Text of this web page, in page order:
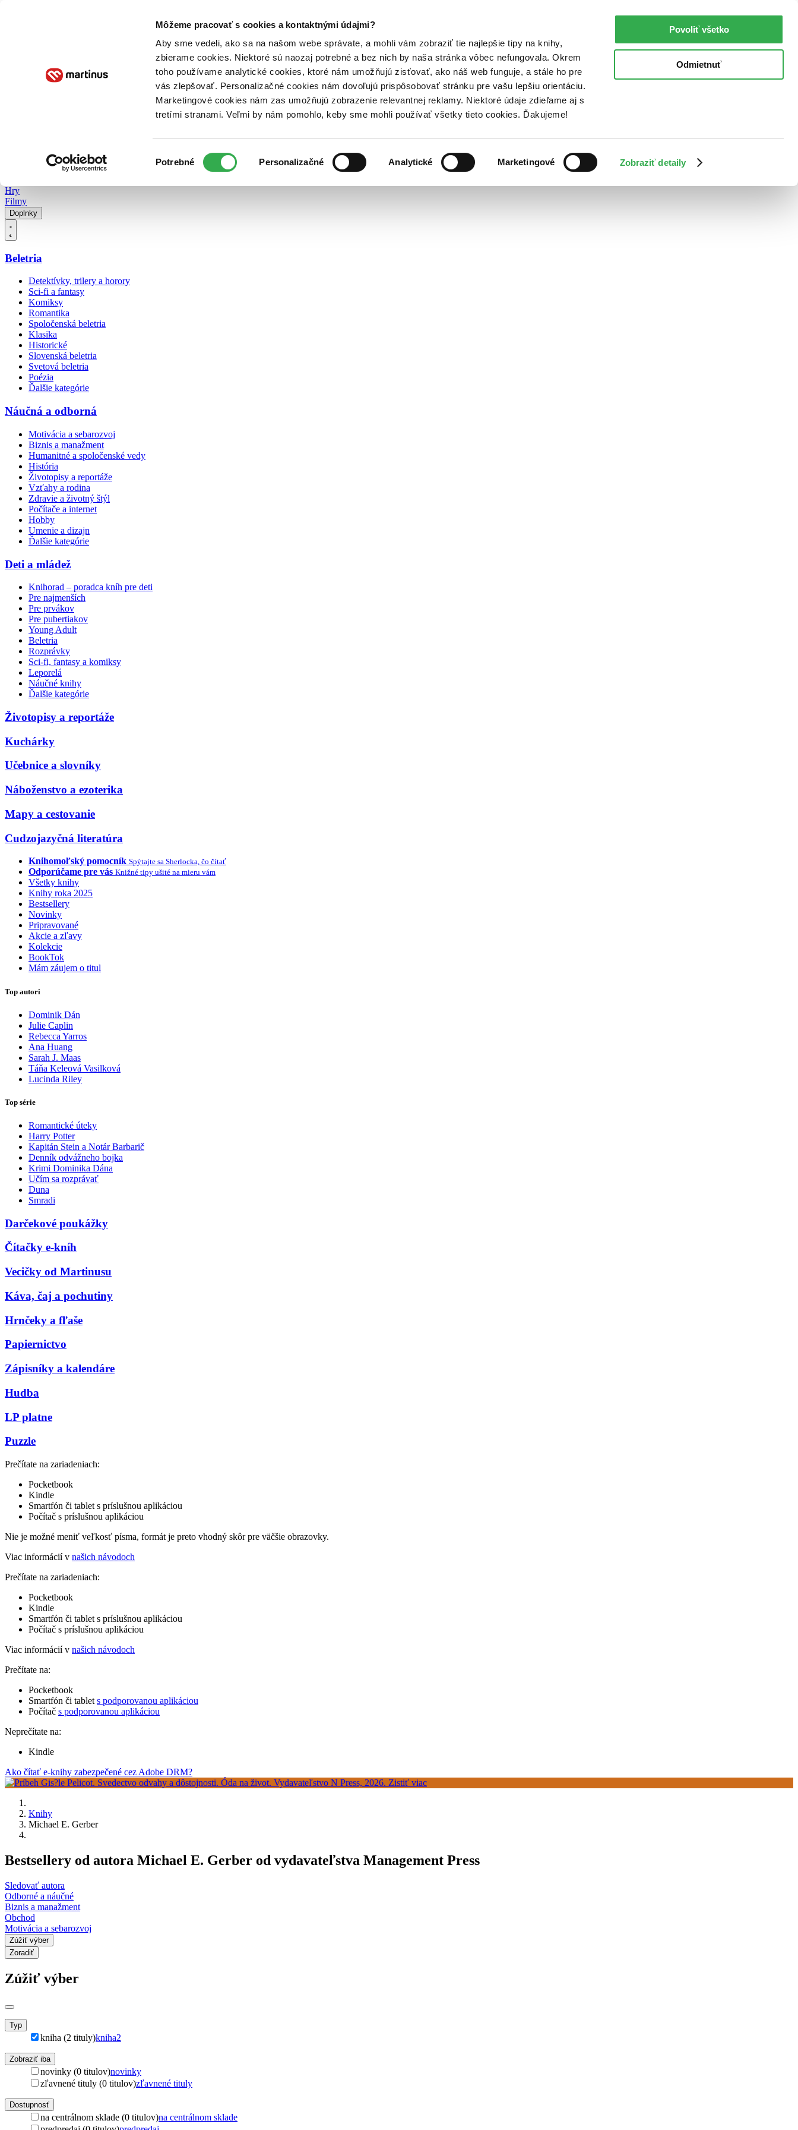
Môžeme pracovať s cookies a kontaktnými údajmi?
Aby sme vedeli, ako sa na našom webe správate, a mohli vám zobraziť tie najlepšie tipy na knihy,
zbierame cookies. Niektoré sú naozaj potrebné a bez nich by naša stránka vôbec nefungovala. Okrem
toho používame analytické cookies, ktoré nám umožňujú zisťovať, ako náš web funguje, a stále ho pre
vás zlepšovať. Personalizačné cookies nám dovoľujú prispôsobovať stránku pre vašu lepšiu orientáciu.
Marketingové cookies nám zas umožňujú zobrazenie relevantnej reklamy. Niektoré údaje zdieľame aj s
tretími stranami. Veľmi by nám pomohlo, keby sme mohli používať všetky tieto cookies. Ďakujeme!
súhlasu
Potrebné Personalizačné Analytické Marketingové Zobraziť detaily
Povoliť všetko
Odmietnuť
Poukážky Kontakt
Hry
Filmy
Doplnky
Beletria
Detektívky, trilery a horory
Sci-fi a fantasy
Komiksy
Romantika
Spoločenská beletria
Klasika
Historické
Slovenská beletria
Svetová beletria
Poézia
Ďalšie kategórie
Náučná a odborná
Motivácia a sebarozvoj
Biznis a manažment
Humanitné a spoločenské vedy
História
Životopisy a reportáže
Vzťahy a rodina
Zdravie a životný štýl
Počítače a internet
Hobby
Umenie a dizajn
Ďalšie kategórie
Deti a mládež
Knihorad – poradca kníh pre deti
Pre najmenších
Pre prvákov
Pre pubertiakov
Young Adult
Beletria
Rozprávky
Sci-fi, fantasy a komiksy
Leporelá
Náučné knihy
Ďalšie kategórie
Životopisy a reportáže
Kuchárky
Učebnice a slovníky
Náboženstvo a ezoterika
Mapy a cestovanie
Cudzojazyčná literatúra
Knihomoľský pomocník Spýtajte sa Sherlocka, čo čítať
Odporúčame pre vás Knižné tipy ušité na mieru vám
Všetky knihy
Knihy roka 2025
Bestsellery
Novinky
Pripravované
Akcie a zľavy
Kolekcie
BookTok
Mám záujem o titul
Top autori
Dominik Dán
Julie Caplin
Rebecca Yarros
Ana Huang
Sarah J. Maas
Táňa Keleová Vasilková
Lucinda Riley
Top série
Romantické úteky
Harry Potter
Kapitán Stein a Notár Barbarič
Denník odvážneho bojka
Krimi Dominika Dána
Učím sa rozprávať
Duna
Smradi
Darčekové poukážky
Čítačky e-kníh
Vecičky od Martinusu
Káva, čaj a pochutiny
Hrnčeky a fľaše
Papiernictvo
Zápisníky a kalendáre
Hudba
LP platne
Puzzle
Prečítate na zariadeniach:
Pocketbook
Kindle
Smartfón či tablet s príslušnou aplikáciou
Počítač s príslušnou aplikáciou
Nie je možné meniť veľkosť písma, formát je preto vhodný skôr pre väčšie obrazovky.
Viac informácií v našich návodoch
Prečítate na zariadeniach:
Pocketbook
Kindle
Smartfón či tablet s príslušnou aplikáciou
Počítač s príslušnou aplikáciou
Viac informácií v našich návodoch
Prečítate na:
Pocketbook
Smartfón či tablet s podporovanou aplikáciou
Počítač s podporovanou aplikáciou
Neprečítate na:
Kindle
Ako čítať e-knihy zabezpečené cez Adobe DRM?
Knihy
Michael E. Gerber
Bestsellery od autora Michael E. Gerber od vydavateľstva Management Press
Sledovať autora
Odborné a náučné
Biznis a manažment
Obchod
Motivácia a sebarozvoj
Zúžiť výber
Zoradiť
Zúžiť výber
Typ
kniha (2 tituly)kniha2
Zobraziť iba
novinky (0 titulov)novinky
zľavnené tituly (0 titulov)zľavnené tituly
Dostupnosť
na centrálnom sklade (0 titulov)na centrálnom sklade